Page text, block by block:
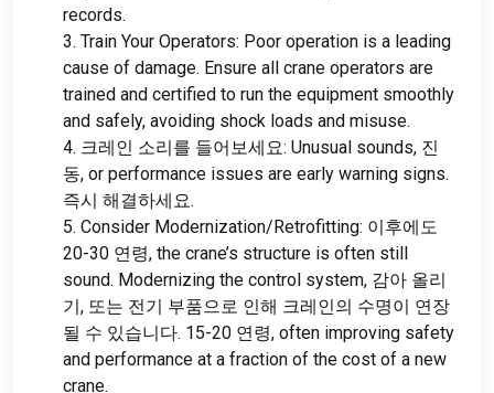
records.
3. Train Your Operators: Poor operation is a leading
cause of damage. Ensure all crane operators are
trained and certified to run the equipment smoothly
and safely, avoiding shock loads and misuse.
4. 크레인 소리를 들어보세요: Unusual sounds, 진
동, or performance issues are early warning signs.
즉시 해결하세요.
5. Consider Modernization/Retrofitting: 이후에도
20-30 연령, the crane’s structure is often still
sound. Modernizing the control system, 감아 올리
기, 또는 전기 부품으로 인해 크레인의 수명이 연장
될 수 있습니다. 15-20 연령, often improving safety
and performance at a fraction of the cost of a new
crane.